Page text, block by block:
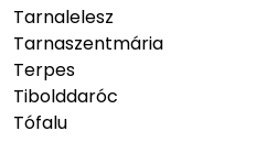
Tarnalelesz
Tarnaszentmária
Terpes
Tibolddaróc
Tófalu